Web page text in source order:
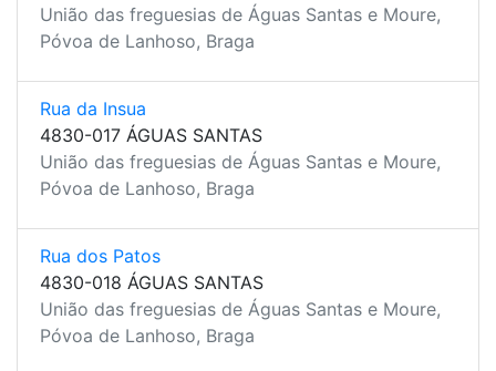
União das freguesias de Águas Santas e Moure,
Póvoa de Lanhoso, Braga
Rua da Insua
4830-017 ÁGUAS SANTAS
União das freguesias de Águas Santas e Moure,
Póvoa de Lanhoso, Braga
Rua dos Patos
4830-018 ÁGUAS SANTAS
União das freguesias de Águas Santas e Moure,
Póvoa de Lanhoso, Braga